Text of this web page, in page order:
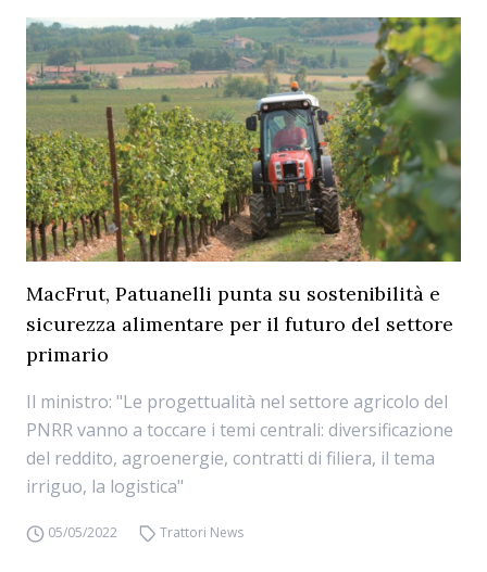
MacFrut, Patuanelli punta su sostenibilità e
sicurezza alimentare per il futuro del settore
primario
Il ministro: "Le progettualità nel settore agricolo del
PNRR vanno a toccare i temi centrali: diversificazione
del reddito, agroenergie, contratti di filiera, il tema
irriguo, la logistica"
05/05/2022 Trattori News